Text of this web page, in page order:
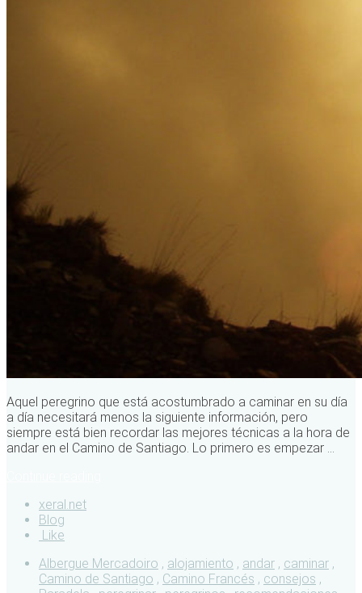
Aquel peregrino que está acostumbrado a caminar en su día
a día necesitará menos la siguiente información, pero
siempre está bien recordar las mejores técnicas a la hora de
andar en el Camino de Santiago. Lo primero es empezar ...
xeral.net
Blog
Like
Albergue Mercadoiro , alojamiento , andar , caminar ,
Camino de Santiago , Camino Francés , consejos ,